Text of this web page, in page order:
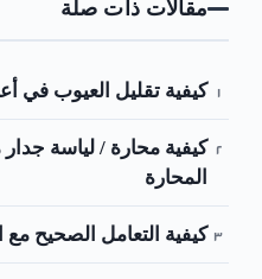
مقالات ذات صلة
كيفية تقليل العيوب في
كيفية محارة / لياسة
المحارة
كيفية التعامل الصحيح مع